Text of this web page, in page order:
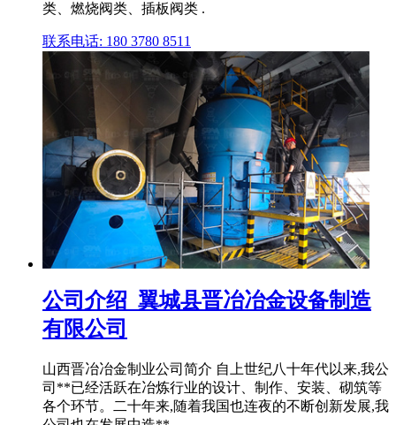
类、燃烧阀类、插板阀类 .
联系电话: 180 3780 8511
公司介绍_翼城县晋冶冶金设备制造
有限公司
山西晋冶冶金制业公司简介 自上世纪八十年代以来,我公
司**已经活跃在冶炼行业的设计、制作、安装、砌筑等
各个环节。二十年来,随着我国也连夜的不断创新发展,我